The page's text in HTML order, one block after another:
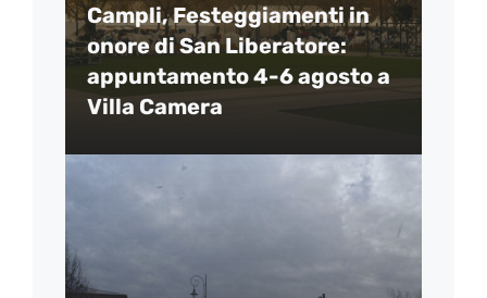
Campli, Festeggiamenti in
onore di San Liberatore:
appuntamento 4-6 agosto a
Villa Camera